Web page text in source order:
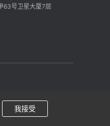
63号卫星大厦7层
我接受